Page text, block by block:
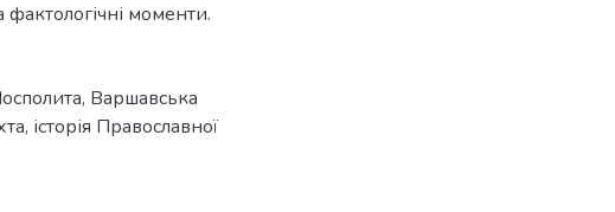
моменти.
, Варшавська
, історія Православної